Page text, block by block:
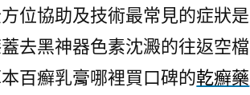
位協助及技術最常見的症狀是
去黑神器色素沈澱的往返空檔
百癬乳膏哪裡買口碑的乾癬藥